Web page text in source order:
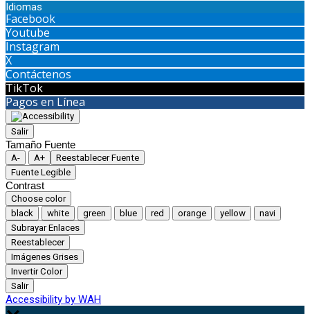
Idiomas
Facebook
Youtube
Instagram
X
Contáctenos
TikTok
Pagos en Línea
Salir
Tamaño Fuente
A- A+
Reestablecer Fuente
Fuente Legible
Contrast
Choose color
black
white green blue red orange yellow
navi
Subrayar Enlaces
Reestablecer
Imágenes Grises
Invertir Color
Salir
Accessibility by WAH